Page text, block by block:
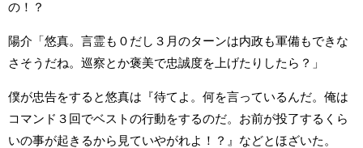
の！？
陽介「悠真。言霊も０だし３月のターンは内政も軍備もできな
さそうだね。巡察とか褒美で忠誠度を上げたりしたら？」
僕が忠告をすると悠真は『待てよ。何を言っているんだ。俺は
コマンド３回でベストの行動をするのだ。お前が投了するくら
いの事が起きるから見ていやがれよ！？』などとほざいた。